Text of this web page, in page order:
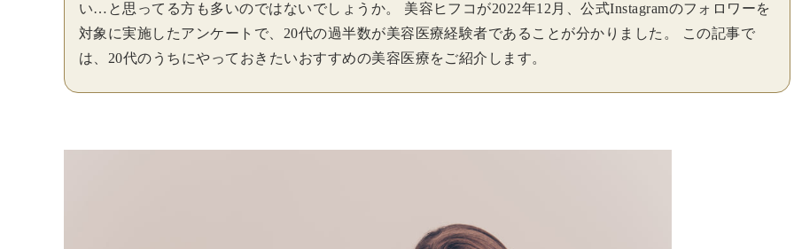
い…と思ってる方も多いのではないでしょうか。 美容ヒフコが2022年12月、公式Instagramのフォロワーを
対象に実施したアンケートで、20代の過半数が美容医療経験者であることが分かりました。 この記事で
は、20代のうちにやっておきたいおすすめの美容医療をご紹介します。